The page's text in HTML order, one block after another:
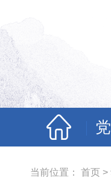
当前位置： 首页 >